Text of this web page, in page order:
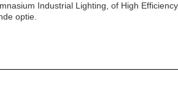
Industrial Lighting, of High
optie.